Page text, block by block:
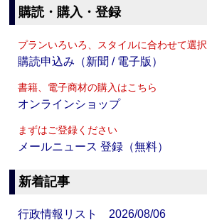
購読・購入・登録
プランいろいろ、スタイルに合わせて選択
購読申込み（新聞 / 電子版）
書籍、電子商材の購入はこちら
オンラインショップ
まずはご登録ください
メールニュース 登録（無料）
新着記事
行政情報リスト 2026/08/06